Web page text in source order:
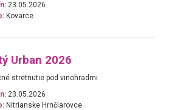
23.05.2026
Kovarce
Urban 2026
stretnutie pod vinohradmi.
23.05.2026
Nitrianske Hrnčiarovce